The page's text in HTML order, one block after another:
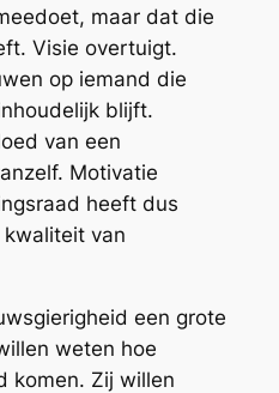
maar dat die
Visie overtuigt.
op iemand die
blijft.
van een
Motivatie
heeft dus
van
een grote
weten hoe
komen. Zij willen